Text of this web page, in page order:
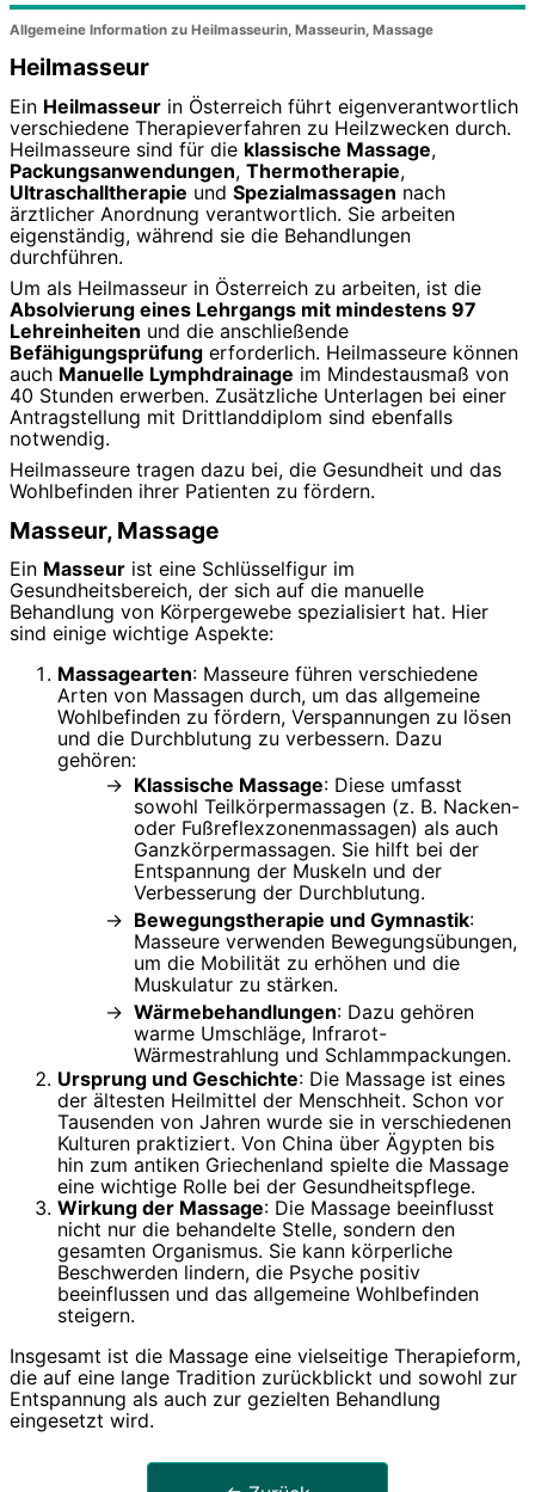
Allgemeine Information zu Heilmasseurin, Masseurin, Massage
Heilmasseur
Ein Heilmasseur in Österreich führt eigenverantwortlich
verschiedene Therapieverfahren zu Heilzwecken durch.
Heilmasseure sind für die klassische Massage,
Packungsanwendungen, Thermotherapie,
Ultraschalltherapie und Spezialmassagen nach
ärztlicher Anordnung verantwortlich. Sie arbeiten
eigenständig, während sie die Behandlungen
durchführen.
Um als Heilmasseur in Österreich zu arbeiten, ist die
Absolvierung eines Lehrgangs mit mindestens 97
Lehreinheiten und die anschließende
Befähigungsprüfung erforderlich. Heilmasseure können
auch Manuelle Lymphdrainage im Mindestausmaß von
40 Stunden erwerben. Zusätzliche Unterlagen bei einer
Antragstellung mit Drittlanddiplom sind ebenfalls
notwendig.
Heilmasseure tragen dazu bei, die Gesundheit und das
Wohlbefinden ihrer Patienten zu fördern.
Masseur, Massage
Ein Masseur ist eine Schlüsselfigur im
Gesundheitsbereich, der sich auf die manuelle
Behandlung von Körpergewebe spezialisiert hat. Hier
sind einige wichtige Aspekte:
Massagearten: Masseure führen verschiedene
Arten von Massagen durch, um das allgemeine
Wohlbefinden zu fördern, Verspannungen zu lösen
und die Durchblutung zu verbessern. Dazu
gehören:
Klassische Massage: Diese umfasst
sowohl Teilkörpermassagen (z. B. Nacken-
oder Fußreflexzonenmassagen) als auch
Ganzkörpermassagen. Sie hilft bei der
Entspannung der Muskeln und der
Verbesserung der Durchblutung.
Bewegungstherapie und Gymnastik:
Masseure verwenden Bewegungsübungen,
um die Mobilität zu erhöhen und die
Muskulatur zu stärken.
Wärmebehandlungen: Dazu gehören
warme Umschläge, Infrarot-
Wärmestrahlung und Schlammpackungen.
Ursprung und Geschichte: Die Massage ist eines
der ältesten Heilmittel der Menschheit. Schon vor
Tausenden von Jahren wurde sie in verschiedenen
Kulturen praktiziert. Von China über Ägypten bis
hin zum antiken Griechenland spielte die Massage
eine wichtige Rolle bei der Gesundheitspflege.
Wirkung der Massage: Die Massage beeinflusst
nicht nur die behandelte Stelle, sondern den
gesamten Organismus. Sie kann körperliche
Beschwerden lindern, die Psyche positiv
beeinflussen und das allgemeine Wohlbefinden
steigern.
Insgesamt ist die Massage eine vielseitige Therapieform,
die auf eine lange Tradition zurückblickt und sowohl zur
Entspannung als auch zur gezielten Behandlung
eingesetzt wird.